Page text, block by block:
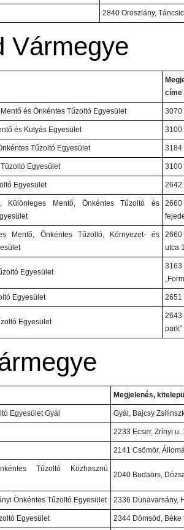
2840 Oroszlány,
Vármegye
címe
és Önkéntes Tűzoltó Egyesület 3070
és Kutyás Egyesület 3100
Tűzoltó Egyesület 3184
Egyesület 3100
Egyesület 2642
Különleges Mentő, Önkéntes Tűzoltó és
Mentő, Önkéntes Tűzoltó, Környezet- és
utca
Egyesület
Egyesület 2651
Egyesület
park”
Megjelenés,
Egyesület Gyál Gyál, Bajcsy
2233 Ecser, Zrínyi u.
2141 Csömör,
Tűzoltó Közhasznú
2040 Budaörs,
Önkéntes Tűzoltó Egyesület 2336 Dunavarsány,
Egyesület 2344 Dömsöd, Béke